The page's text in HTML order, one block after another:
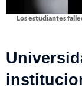
Los estudiantes